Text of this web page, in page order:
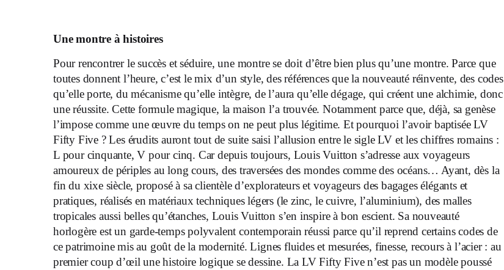
Une montre à histoires
Pour rencontrer le succès et séduire, une montre se doit d’être bien plus qu’une montre. Parce que
toutes donnent l’heure, c’est le mix d’un style, des références que la nouveauté réinvente, des codes
qu’elle porte, du mécanisme qu’elle intègre, de l’aura qu’elle dégage, qui créent une alchimie, donc
une réussite. Cette formule magique, la maison l’a trouvée. Notamment parce que, déjà, sa genèse
l’impose comme une œuvre du temps on ne peut plus légitime. Et pourquoi l’avoir baptisée LV
Fifty Five ? Les érudits auront tout de suite saisi l’allusion entre le sigle LV et les chiffres romains :
L pour cinquante, V pour cinq. Car depuis toujours, Louis Vuitton s’adresse aux voyageurs
amoureux de périples au long cours, des traversées des mondes comme des océans… Ayant, dès la
fin du xixe siècle, proposé à sa clientèle d’explorateurs et voyageurs des bagages élégants et
pratiques, réalisés en matériaux techniques légers (le zinc, le cuivre, l’aluminium), des malles
tropicales aussi belles qu’étanches, Louis Vuitton s’en inspire à bon escient. Sa nouveauté
horlogère est un garde-temps polyvalent contemporain réussi parce qu’il reprend certains codes de
ce patrimoine mis au goût de la modernité. Lignes fluides et mesurées, finesse, recours à l’acier : au
premier coup d’œil une histoire logique se dessine. La LV Fifty Five n’est pas un modèle poussé